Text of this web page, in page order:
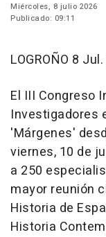
Miércoles, 8 julio 2026
Publicado: 09:11
LOGROÑO 8
El III Congreso
Investigadores
'Márgenes'
viernes, 10 de
a 250
mayor reunión
Historia de
Historia